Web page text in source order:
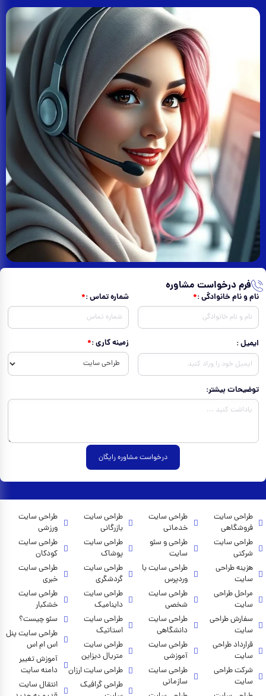
فرم درخواست مشاوره
نام و نام خانوادگی : شماره تماس :
ایمیل : زمینه کاری :
توضیحات بیشتر:
درخواست مشاوره رایگان
طراحی سایت
فروشگاهی
طراحی سایت
شرکتی
هزینه طراحی
سایت
مراحل طراحی
سایت
سفارش طراحی
سایت
قرارداد طراحی
سایت
شرکت طراحی
سایت
طراحی سایت
خدماتی
طراحی و سئو
سایت
طراحی سایت با
وردپرس
طراحی سایت
شخصی
طراحی سایت
دانشگاهی
طراحی سایت
آموزشی
طراحی سایت
سازمانی
طراحی سایت
بازرگانی
طراحی سایت
پوشاک
طراحی سایت
گردشگری
طراحی سایت
داینامیک
طراحی سایت
استاتیک
طراحی سایت
متریال دیزاین
طراحی سایت ارزان
طراحی گرافیک
طراحی سایت
ورزشی
طراحی سایت
کودکان
طراحی سایت
خبری
طراحی سایت
خشکبار
سئو چیست؟
طراحی سایت پنل
اس ام اس
آموزش تغییر
دامنه سایت
انتقال سایت